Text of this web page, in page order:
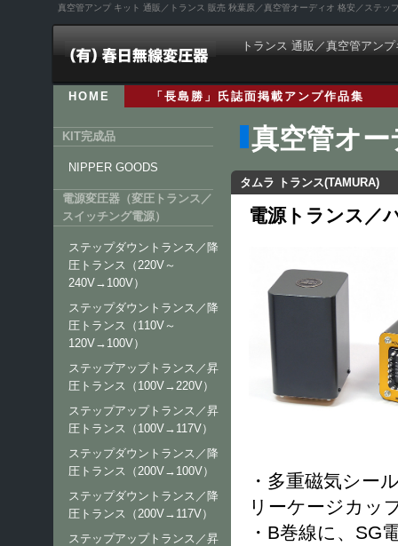
真空管アンプ キット 通販／トランス 販売 秋葉原／真空管オーディオ 格安／ステ
トランス 通販／真空管アン
HOME 「長島勝」氏誌面掲載アンプ作品集
真空管オ
タムラ トランス(TAMURA)
電源トランス／
・多重磁気シー
リーケージカッ
・B巻線に、SG
KIT完成品
NIPPER GOODS
電源変圧器（変圧トランス／
スイッチング電源）
ステップダウントランス／降
圧トランス（220V～
240V→100V）
ステップダウントランス／降
圧トランス（110V～
120V→100V）
ステップアップトランス／昇
圧トランス（100V→220V）
ステップアップトランス／昇
圧トランス（100V→117V）
ステップダウントランス／降
圧トランス（200V→100V）
ステップダウントランス／降
圧トランス（200V→117V）
ステップアップトランス／昇